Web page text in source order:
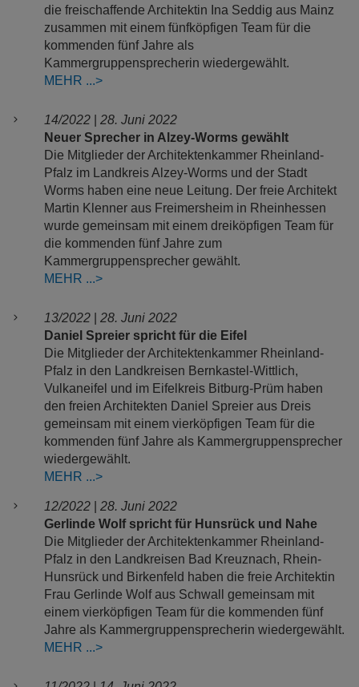
die freischaffende Architektin Ina Seddig aus Mainz
zusammen mit einem fünfköpfigen Team für die
kommenden fünf Jahre als
Kammergruppensprecherin wiedergewählt.
MEHR
14/2022
28. Juni 2022
Neuer Sprecher in Alzey-Worms gewählt
Die Mitglieder der Architektenkammer Rheinland-
Pfalz im Landkreis Alzey-Worms und der Stadt
Worms haben eine neue Leitung. Der freie Architekt
Martin Klenner aus Freimersheim in Rheinhessen
wurde gemeinsam mit einem dreiköpfigen Team für
die kommenden fünf Jahre zum
Kammergruppensprecher gewählt.
MEHR
13/2022
28. Juni 2022
Daniel Spreier spricht für die Eifel
Die Mitglieder der Architektenkammer Rheinland-
Pfalz in den Landkreisen Bernkastel-Wittlich,
Vulkaneifel und im Eifelkreis Bitburg-Prüm haben
den freien Architekten Daniel Spreier aus Dreis
gemeinsam mit einem vierköpfigen Team für die
kommenden fünf Jahre als Kammergruppensprecher
wiedergewählt.
MEHR
12/2022
28. Juni 2022
Gerlinde Wolf spricht für Hunsrück und Nahe
Die Mitglieder der Architektenkammer Rheinland-
Pfalz in den Landkreisen Bad Kreuznach, Rhein-
Hunsrück und Birkenfeld haben die freie Architektin
Frau Gerlinde Wolf aus Schwall gemeinsam mit
einem vierköpfigen Team für die kommenden fünf
Jahre als Kammergruppensprecherin wiedergewählt.
MEHR